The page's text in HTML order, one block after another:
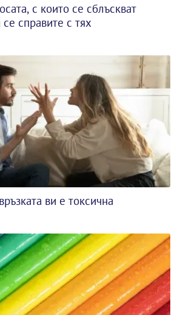
с които се сблъскват
справите с тях
ви е токсична